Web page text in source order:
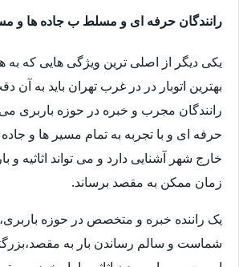
رانندگان حرفه ای و مسلط ب جاده ها و
یکی دیگر از اصلی ترین ویژگی هایی که به
بهترین اتوبار در در غرب تهران باید به آن
رانندگان مجرب و خبره در حوزه باربری می
حرفه ای و با تجربه به تمام مسیر ها و
خارج شهر آشنایی دارد و می تواند اثاثیه و
زمان ممکن به مقصد برساند.
یک راننده خبره و متخصص در حوزه
شماست و سالم رساندن بار به